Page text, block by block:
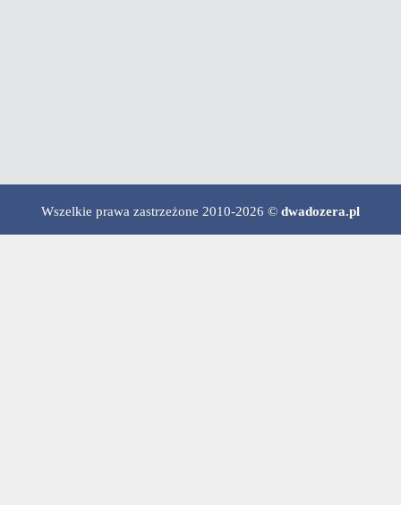
Wszelkie prawa zastrzeżone 2010-2026 © dwadozera.pl